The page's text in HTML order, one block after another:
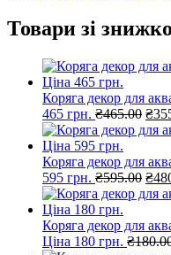
Товари зі
Коряга декор для
465 грн. ₴465.00 ₴
Коряга декор для
595 грн. ₴595.00 ₴
Коряга декор для
Ціна 180 грн. ₴